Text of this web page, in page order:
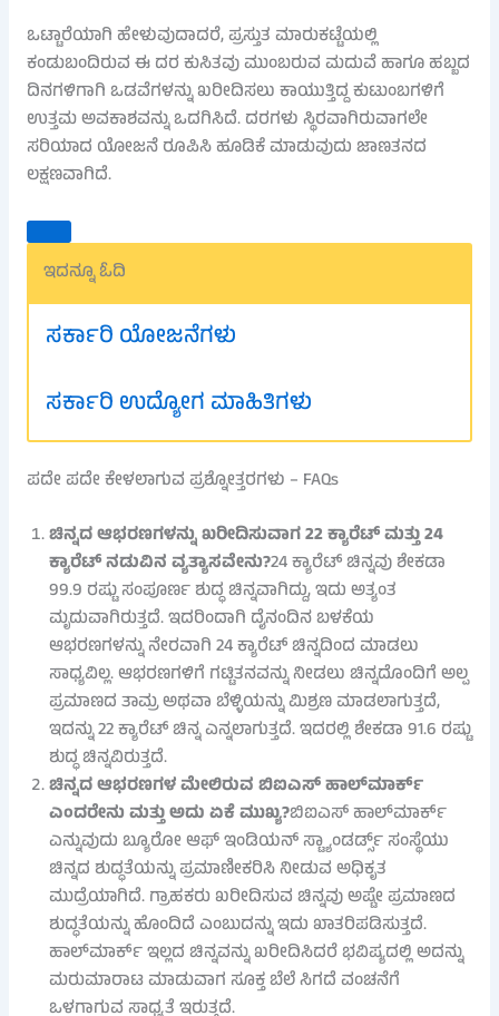
ಒಟ್ಟಾರೆಯಾಗಿ ಹೇಳುವುದಾದರೆ, ಪ್ರಸ್ತುತ ಮಾರುಕಟ್ಟೆಯಲ್ಲಿ
ಕಂಡುಬಂದಿರುವ ಈ ದರ ಕುಸಿತವು ಮುಂಬರುವ ಮದುವೆ ಹಾಗೂ ಹಬ್ಬದ
ದಿನಗಳಿಗಾಗಿ ಒಡವೆಗಳನ್ನು ಖರೀದಿಸಲು ಕಾಯುತ್ತಿದ್ದ ಕುಟುಂಬಗಳಿಗೆ
ಉತ್ತಮ ಅವಕಾಶವನ್ನು ಒದಗಿಸಿದೆ. ದರಗಳು ಸ್ಥಿರವಾಗಿರುವಾಗಲೇ
ಸರಿಯಾದ ಯೋಜನೆ ರೂಪಿಸಿ ಹೂಡಿಕೆ ಮಾಡುವುದು ಜಾಣತನದ
ಲಕ್ಷಣವಾಗಿದೆ.
ಇದನ್ನೂ ಓದಿ
ಸರ್ಕಾರಿ ಯೋಜನೆಗಳು
ಸರ್ಕಾರಿ ಉದ್ಯೋಗ ಮಾಹಿತಿಗಳು
ಪದೇ ಪದೇ ಕೇಳಲಾಗುವ ಪ್ರಶ್ನೋತ್ತರಗಳು – FAQs
ಚಿನ್ನದ ಆಭರಣಗಳನ್ನು ಖರೀದಿಸುವಾಗ 22 ಕ್ಯಾರೆಟ್ ಮತ್ತು 24
ಕ್ಯಾರೆಟ್ ನಡುವಿನ ವ್ಯತ್ಯಾಸವೇನು?24 ಕ್ಯಾರೆಟ್ ಚಿನ್ನವು ಶೇಕಡಾ
99.9 ರಷ್ಟು ಸಂಪೂರ್ಣ ಶುದ್ಧ ಚಿನ್ನವಾಗಿದ್ದು, ಇದು ಅತ್ಯಂತ
ಮೃದುವಾಗಿರುತ್ತದೆ. ಇದರಿಂದಾಗಿ ದೈನಂದಿನ ಬಳಕೆಯ
ಆಭರಣಗಳನ್ನು ನೇರವಾಗಿ 24 ಕ್ಯಾರೆಟ್ ಚಿನ್ನದಿಂದ ಮಾಡಲು
ಸಾಧ್ಯವಿಲ್ಲ. ಆಭರಣಗಳಿಗೆ ಗಟ್ಟಿತನವನ್ನು ನೀಡಲು ಚಿನ್ನದೊಂದಿಗೆ ಅಲ್ಪ
ಪ್ರಮಾಣದ ತಾಮ್ರ ಅಥವಾ ಬೆಳ್ಳಿಯನ್ನು ಮಿಶ್ರಣ ಮಾಡಲಾಗುತ್ತದೆ,
ಇದನ್ನು 22 ಕ್ಯಾರೆಟ್ ಚಿನ್ನ ಎನ್ನಲಾಗುತ್ತದೆ. ಇದರಲ್ಲಿ ಶೇಕಡಾ 91.6 ರಷ್ಟು
ಶುದ್ಧ ಚಿನ್ನವಿರುತ್ತದೆ.
ಚಿನ್ನದ ಆಭರಣಗಳ ಮೇಲಿರುವ ಬಿಐಎಸ್ ಹಾಲ್‌ಮಾರ್ಕ್
ಎಂದರೇನು ಮತ್ತು ಅದು ಏಕೆ ಮುಖ್ಯ?ಬಿಐಎಸ್ ಹಾಲ್‌ಮಾರ್ಕ್
ಎನ್ನುವುದು ಬ್ಯೂರೋ ಆಫ್ ಇಂಡಿಯನ್ ಸ್ಟ್ಯಾಂಡರ್ಡ್ಸ್ ಸಂಸ್ಥೆಯು
ಚಿನ್ನದ ಶುದ್ಧತೆಯನ್ನು ಪ್ರಮಾಣೀಕರಿಸಿ ನೀಡುವ ಅಧಿಕೃತ
ಮುದ್ರೆಯಾಗಿದೆ. ಗ್ರಾಹಕರು ಖರೀದಿಸುವ ಚಿನ್ನವು ಅಷ್ಟೇ ಪ್ರಮಾಣದ
ಶುದ್ಧತೆಯನ್ನು ಹೊಂದಿದೆ ಎಂಬುದನ್ನು ಇದು ಖಾತರಿಪಡಿಸುತ್ತದೆ.
ಹಾಲ್‌ಮಾರ್ಕ್ ಇಲ್ಲದ ಚಿನ್ನವನ್ನು ಖರೀದಿಸಿದರೆ ಭವಿಷ್ಯದಲ್ಲಿ ಅದನ್ನು
ಮರುಮಾರಾಟ ಮಾಡುವಾಗ ಸೂಕ್ತ ಬೆಲೆ ಸಿಗದೆ ವಂಚನೆಗೆ
ಒಳಗಾಗುವ ಸಾಧ್ಯತೆ ಇರುತ್ತದೆ.